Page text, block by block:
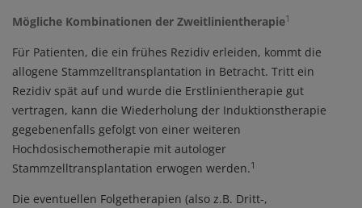
Mögliche Kombinationen der Zweitlinientherapie1
Für Patienten, die ein frühes Rezidiv erleiden, kommt die
allogene Stammzelltransplantation in Betracht. Tritt ein
Rezidiv spät auf und wurde die Erstlinientherapie gut
vertragen, kann die Wiederholung der Induktionstherapie
gegebenenfalls gefolgt von einer weiteren
Hochdosischemotherapie mit autologer
Stammzelltransplantation erwogen werden.1
Die eventuellen Folgetherapien (also z.B. Dritt-,